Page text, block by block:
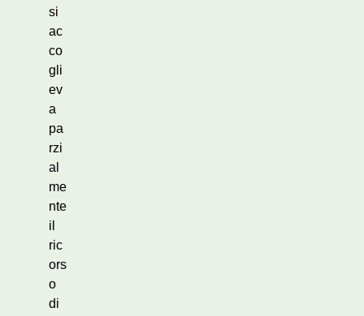
si
ac
co
gli
ev
a
pa
rzi
al
me
nte
il
ric
ors
o
di